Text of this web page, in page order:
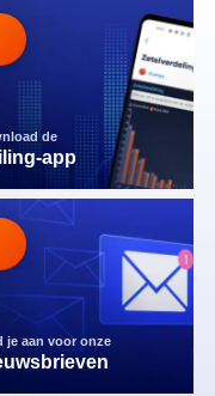
de
app
je aan voor onze